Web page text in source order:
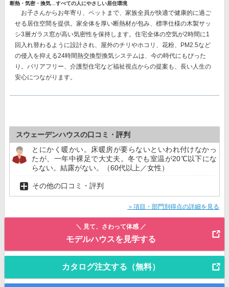
断熱・気密・換気…すべての人にやさしい居住環境
お子さんからお年寄り、ペットまで、家族全員が快適で健康的に過ご
せる居住空間を提供。家全体を厚い断熱材が包み、 標準仕様の木製サッ
シ3層ガラス窓が高い気密性を保持します。住宅全体の空気が2時間に1
回入れ替わるように設計され、屋外のチリやホコリ、花粉、PM2.5など
の侵入を抑える24時間熱交換型換気システムは、今の時代にもぴった
り。バリアフリー、介護型住宅など福祉視点からの提案も、長い人生の
安心につながります。
スウェーデンハウスの口コミ・評判
とにかく暖かい。床暖房が要らないといわれ付けなかっ
たが、一年中裸足で大丈夫。冬でも室温が20℃以下にな
らない。結露がない。（60代以上／女性）
その他の口コミ・評判
＞項目・部門別得点の詳細を見る
＼ 見て、さわって体感 ／
モデルハウスを見学する
カタログ注文する（無料）